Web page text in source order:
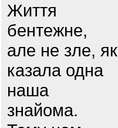
Життя
бентежне,
але не зле, як
казала одна
наша
знайома.